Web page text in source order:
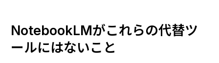
NotebookLMがこれらの代替ツ
ールにはないこと